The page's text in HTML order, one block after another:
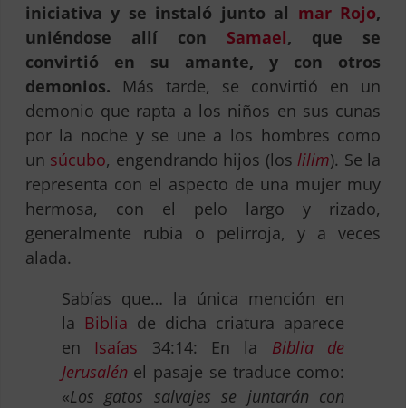
iniciativa y se instaló junto al mar Rojo,
uniéndose allí con Samael, que se
convirtió en su amante, y con otros
demonios. Más tarde, se convirtió en un
demonio que rapta a los niños en sus cunas
por la noche y se une a los hombres como
un súcubo, engendrando hijos (loslilim). Se la
representa con el aspecto de una mujer muy
hermosa, con el pelo largo y rizado,
generalmente rubia o pelirroja, y a veces
alada.
Sabías que… la única mención en
la Biblia de dicha criatura aparece
en Isaías 34:14: En la Biblia de
Jerusalénel pasaje se traduce como:
«Los gatos salvajes se juntarán con